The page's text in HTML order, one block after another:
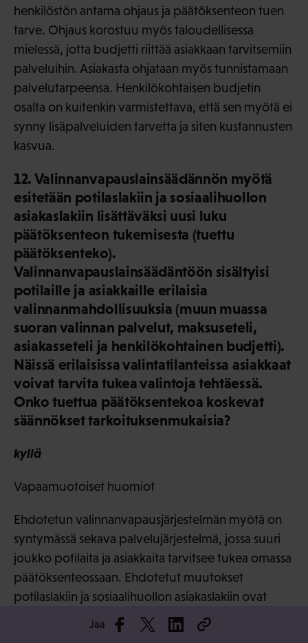
henkilöstön antama ohjaus ja päätöksenteon tuen
tarve. Ohjaus korostuu myös taloudellisessa
mielessä, jotta budjetti riittää asiakkaan tarvitsemiin
palveluihin. Asiakasta ohjataan myös tunnistamaan
palvelutarpeensa. Henkilökohtaisen budjetin
osalta on kuitenkin varmistettava, että sen myötä ei
synny lisäpalveluiden tarvetta ja siten kustannusten
kasvua.
12. Valinnanvapauslainsäädännön myötä
esitetään potilaslakiin ja sosiaalihuollon
asiakaslakiin lisättäväksi uusi luku
päätöksenteon tukemisesta (tuettu
päätöksenteko).
Valinnanvapauslainsäädäntöön sisältyisi
potilaille ja asiakkaille erilaisia
valinnanmahdollisuuksia (muun muassa
suoran valinnan palvelut, maksuseteli,
asiakasseteli ja henkilökohtainen budjetti).
Näissä erilaisissa valintatilanteissa asiakkaat
voivat tarvita tukea valintoja tehtäessä.
Onko tuettua päätöksentekoa koskevat
säännökset tarkoituksenmukaisia?
kyllä
Vapaamuotoiset huomiot
Ehdotetun valinnanvapausjärjestelmän myötä on
syntymässä sekava palvelujärjestelmä, jossa suuri
joukko potilaita ja asiakkaita tarvitsee tukea omassa
päätöksenteossaan. Ehdotetut muutokset
potilaslakiin ja sosiaalihuollon asiakaslakiin ovat
tarpeellisia. Päätöksenteossa tukevaa henkilöä ja
tukevan henkilön asemaa ja tehtäviä koskevat
Jaa